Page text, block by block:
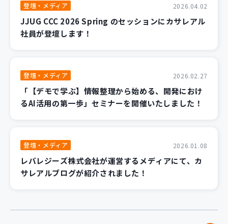
登壇・メディア 2026.04.02
JJUG CCC 2026 Spring のセッションにカサレアル
社員が登壇します！
登壇・メディア 2026.02.27
「【デモで学ぶ】情報整理から始める、開発におけ
るAI活用の第一歩」セミナーを開催いたしました！
登壇・メディア 2026.01.08
レバレジーズ株式会社が運営するメディアにて、カ
サレアルブログが紹介されました！